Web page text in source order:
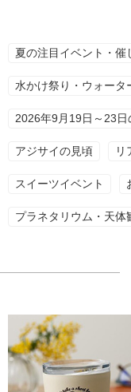
夏の注目イベント・催
水かけ祭り・ウォータ
2026年9月19日～23日
アジサイの見頃 リ
スイーツイベント
プラネタリウム・天体